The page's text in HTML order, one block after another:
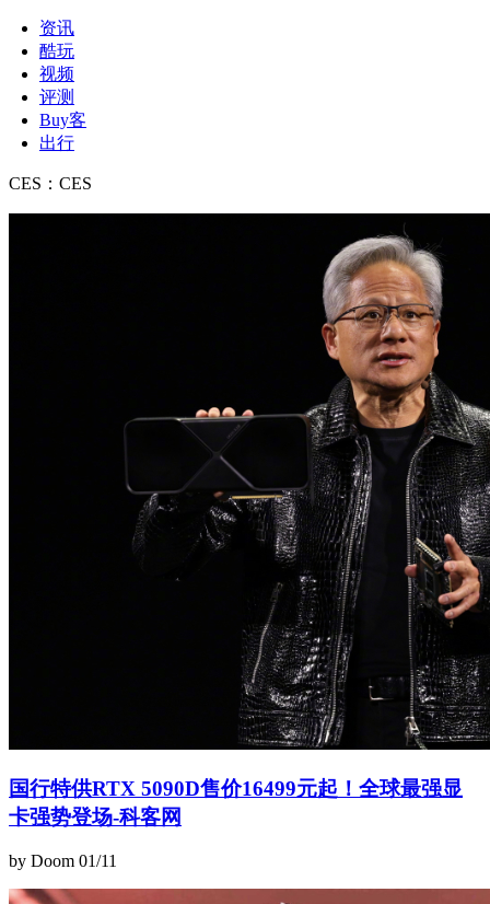
资讯
酷玩
视频
评测
Buy客
出行
CES ： CES
国行特供RTX 5090D售价16499元起！全球最强显
卡强势登场-科客网
by Doom 01/11